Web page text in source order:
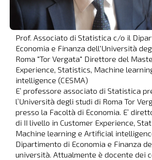
Prof. Associato di Statistica c/o il
Economia e Finanza dell'Università
Roma "Tor Vergata" Direttore del
Experience, Statistics, Machine
intelligence (CESMA)
E’ professore associato di Statistica
l’Università degli studi di Roma Tor
presso la Facoltà di Economia. E’
di II livello in Customer Experience,
Machine learning e Artificial
Dipartimento di Economia e Finanza
università. Attualmente è docente dei